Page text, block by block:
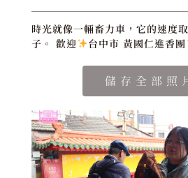
時光就像一輛畜力車，它的速度
子。 歡迎
台中市 黃國仁進香團
儲存全部照